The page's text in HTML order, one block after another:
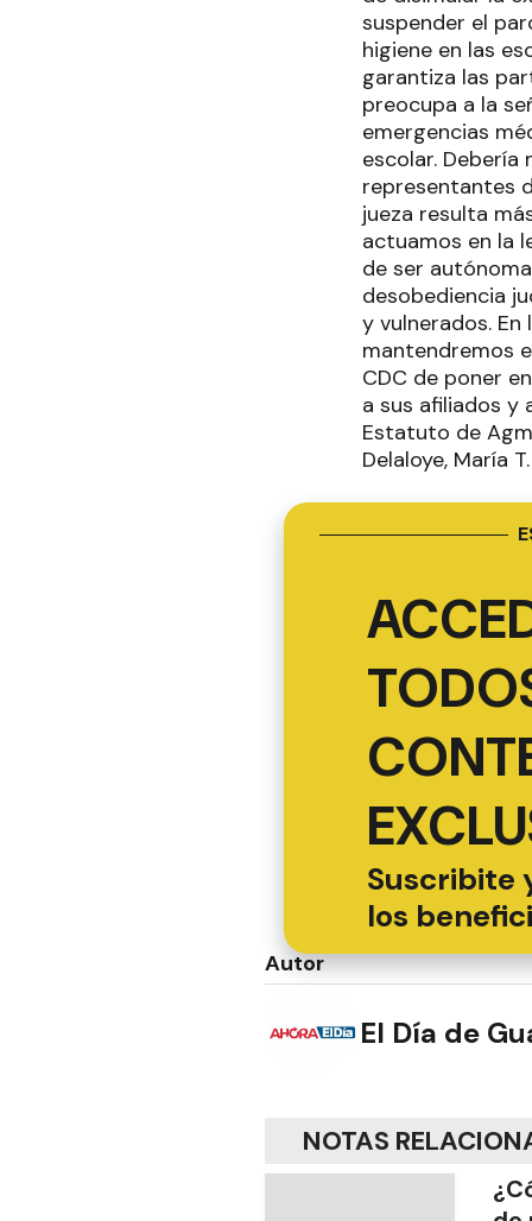
suspender el
higiene en las
garantiza las
preocupa a la
emergencias
escolar. Debería
representantes
jueza resulta
actuamos en la
de ser
desobediencia
y vulnerados.
mantendremos
CDC de poner
a sus afiliados y
Estatuto de
Delaloye, María
Suscribite
los
Autor
El Día de
NOTAS